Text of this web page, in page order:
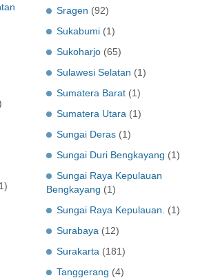
Sragen (92)
Sukabumi (1)
Sukoharjo (65)
Sulawesi Selatan (1)
Sumatera Barat (1)
Sumatera Utara (1)
Sungai Deras (1)
Sungai Duri Bengkayang (1)
Sungai Raya Kepulauan
Bengkayang (1)
Sungai Raya Kepulauan.
(1)
Surabaya (12)
Surakarta (181)
Tanggerang (4)